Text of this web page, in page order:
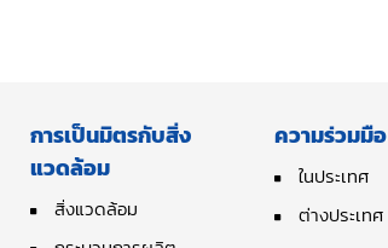
การเป็นมิตรกับสิ่ง
แวดล้อม
สิ่งแวดล้อม
ความร่วมมือ
ในประเทศ
ต่างประเทศ